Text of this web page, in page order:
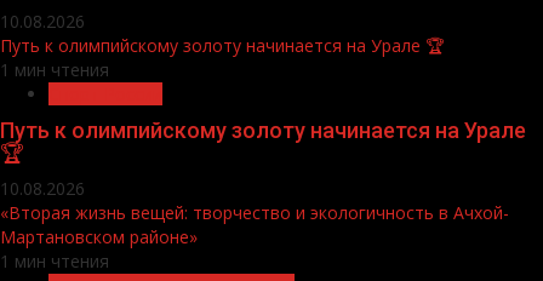
10.08.2026
Путь к олимпийскому золоту начинается на Урале 🏆
1 мин чтения
Путь к олимпийскому золоту начинается на Урале
🏆
10.08.2026
«Вторая жизнь вещей: творчество и экологичность в Ачхой-
Мартановском районе»
1 мин чтения